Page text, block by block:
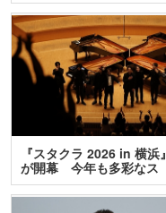
『スタクラ 2026 in 横浜』
が開幕 今年も多彩なス
テ…